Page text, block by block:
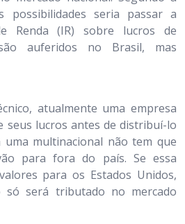
possibilidades seria passar a
Renda (IR) sobre lucros de
auferidos no Brasil, mas
atualmente uma empresa
seus lucros antes de distribuí-lo
uma multinacional não tem que
para fora do país. Se essa
para os Estados Unidos,
será tributado no mercado